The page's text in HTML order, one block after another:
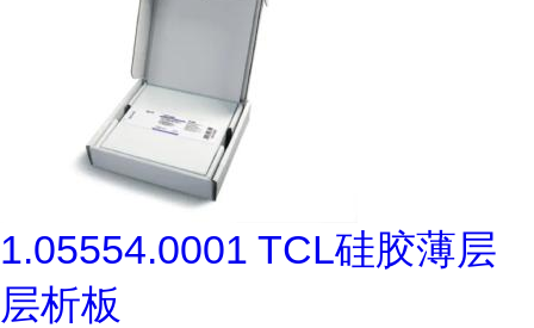
1.05554.0001 TCL硅胶薄层
层析板